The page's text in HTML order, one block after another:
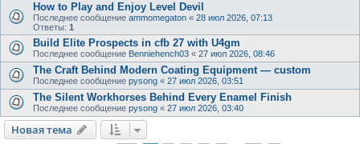
How to Play and Enjoy Level Devil
Последнее сообщение ammomegaton « 28 июл 2026, 07:13
Ответы: 1
Build Elite Prospects in cfb 27 with U4gm
Последнее сообщение Benniehench03 « 27 июл 2026, 08:46
The Craft Behind Modern Coating Equipment — custom
Последнее сообщение pysong « 27 июл 2026, 03:51
The Silent Workhorses Behind Every Enamel Finish
Последнее сообщение pysong « 27 июл 2026, 03:40
Новая тема